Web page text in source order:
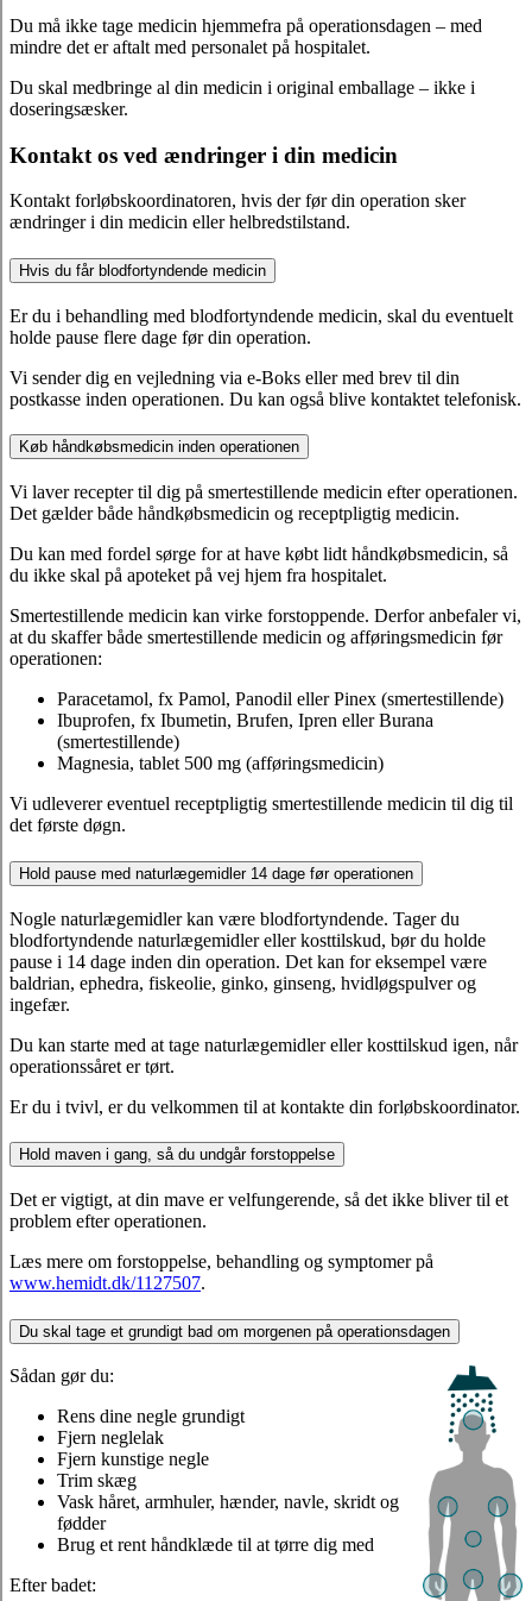
Du må ikke tage medicin hjemmefra på operationsdagen – med
mindre det er aftalt med personalet på hospitalet.
Du skal medbringe al din medicin i original emballage – ikke i
doseringsæsker.
Kontakt os ved ændringer i din medicin
Kontakt forløbskoordinatoren, hvis der før din operation sker
ændringer i din medicin eller helbredstilstand.
Hvis du får blodfortyndende medicin
Er du i behandling med blodfortyndende medicin, skal du eventuelt
holde pause flere dage før din operation.
Vi sender dig en vejledning via e-Boks eller med brev til din
postkasse inden operationen. Du kan også blive kontaktet telefonisk.
Køb håndkøbsmedicin inden operationen
Vi laver recepter til dig på smertestillende medicin efter operationen.
Det gælder både håndkøbsmedicin og receptpligtig medicin.
Du kan med fordel sørge for at have købt lidt håndkøbsmedicin, så
du ikke skal på apoteket på vej hjem fra hospitalet.
Smertestillende medicin kan virke forstoppende. Derfor anbefaler vi,
at du skaffer både smertestillende medicin og afføringsmedicin før
operationen:
Paracetamol, fx Pamol, Panodil eller Pinex (smertestillende)
Ibuprofen, fx Ibumetin, Brufen, Ipren eller Burana
(smertestillende)
Magnesia, tablet 500 mg (afføringsmedicin)
Vi udleverer eventuel receptpligtig smertestillende medicin til dig til
det første døgn.
Hold pause med naturlægemidler 14 dage før operationen
Nogle naturlægemidler kan være blodfortyndende. Tager du
blodfortyndende naturlægemidler eller kosttilskud, bør du holde
pause i 14 dage inden din operation. Det kan for eksempel være
baldrian, ephedra, fiskeolie, ginko, ginseng, hvidløgspulver og
ingefær.
Du kan starte med at tage naturlægemidler eller kosttilskud igen, når
operationssåret er tørt.
Er du i tvivl, er du velkommen til at kontakte din forløbskoordinator.
Hold maven i gang, så du undgår forstoppelse
Det er vigtigt, at din mave er velfungerende, så det ikke bliver til et
problem efter operationen.
Læs mere om forstoppelse, behandling og symptomer på
www.hemidt.dk/1127507.
Du skal tage et grundigt bad om morgenen på operationsdagen
Sådan gør du:
Rens dine negle grundigt
Fjern neglelak
Fjern kunstige negle
Trim skæg
Vask håret, armhuler, hænder, navle, skridt og
fødder
Brug et rent håndklæde til at tørre dig med
Efter badet: